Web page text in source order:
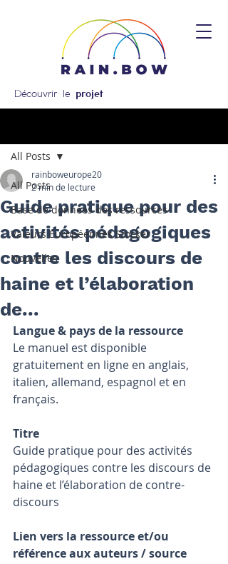
Découvrir le projet
All Posts
Base de données des ressources
Valeurs Européennes Stocker
Nouvelles
All Posts
Guide pratique pour des
activités pédagogiques
contre les discours de
haine et l’élaboration
de...
rainboweurope20
2 min de lecture
Langue & pays de la ressource
Le manuel est disponible
gratuitement en ligne en anglais,
italien, allemand, espagnol et en
français.
Titre
Guide pratique pour des activités
pédagogiques contre les discours de
haine et l’élaboration de contre-
discours
Lien vers la ressource et/ou
référence aux auteurs / source